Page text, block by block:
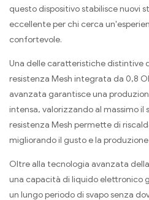
questo dispositivo stabilisce nuovi
eccellente per chi cerca
confortevole.
Una delle caratteristiche distintive
resistenza Mesh integrata da 0,8
avanzata garantisce una
intensa, valorizzando al massimo il
resistenza Mesh permette di
migliorando il gusto e la
Oltre alla tecnologia avanzata
una capacità di liquido elettronico
un lungo periodo di svapo senza